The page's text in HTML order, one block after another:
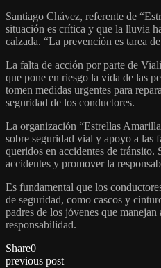
Santiago Chávez, referente de
situación es crítica y que la lluvia
calzada. “La prevención es tarea
La falta de acción por parte de
que pone en riesgo la vida de las
tomen medidas urgentes para
seguridad de los conductores.
La organización “Estrellas
sobre seguridad vial y apoyo a las
queridos en accidentes de tránsito.
accidentes y promover la
Es fundamental que los
de seguridad, como cascos y
padres de los jóvenes que
responsabilidad.
Share0
previous post